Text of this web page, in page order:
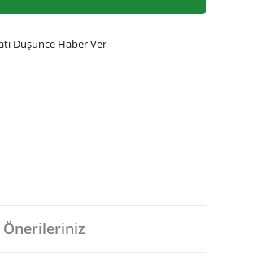
Düşünce Haber Ver
Önerileriniz